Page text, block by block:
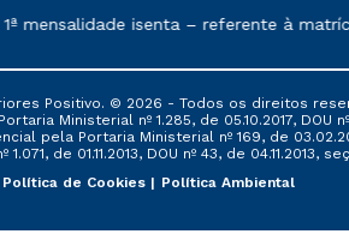
conforme exposto no contrato
isenta – referente à
Positivo. © 2026 - Todos os direitos
Ministerial nº 1.285, de 05.10.2017, DOU
​pela Portaria Ministerial nº 169, de
de 01.11.2013, DOU nº 43, de 04.11.2013,
Política de Cookies Política Ambiental